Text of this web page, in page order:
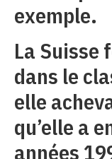
exemple.
La Suisse
dans le
elle
qu’elle a
années